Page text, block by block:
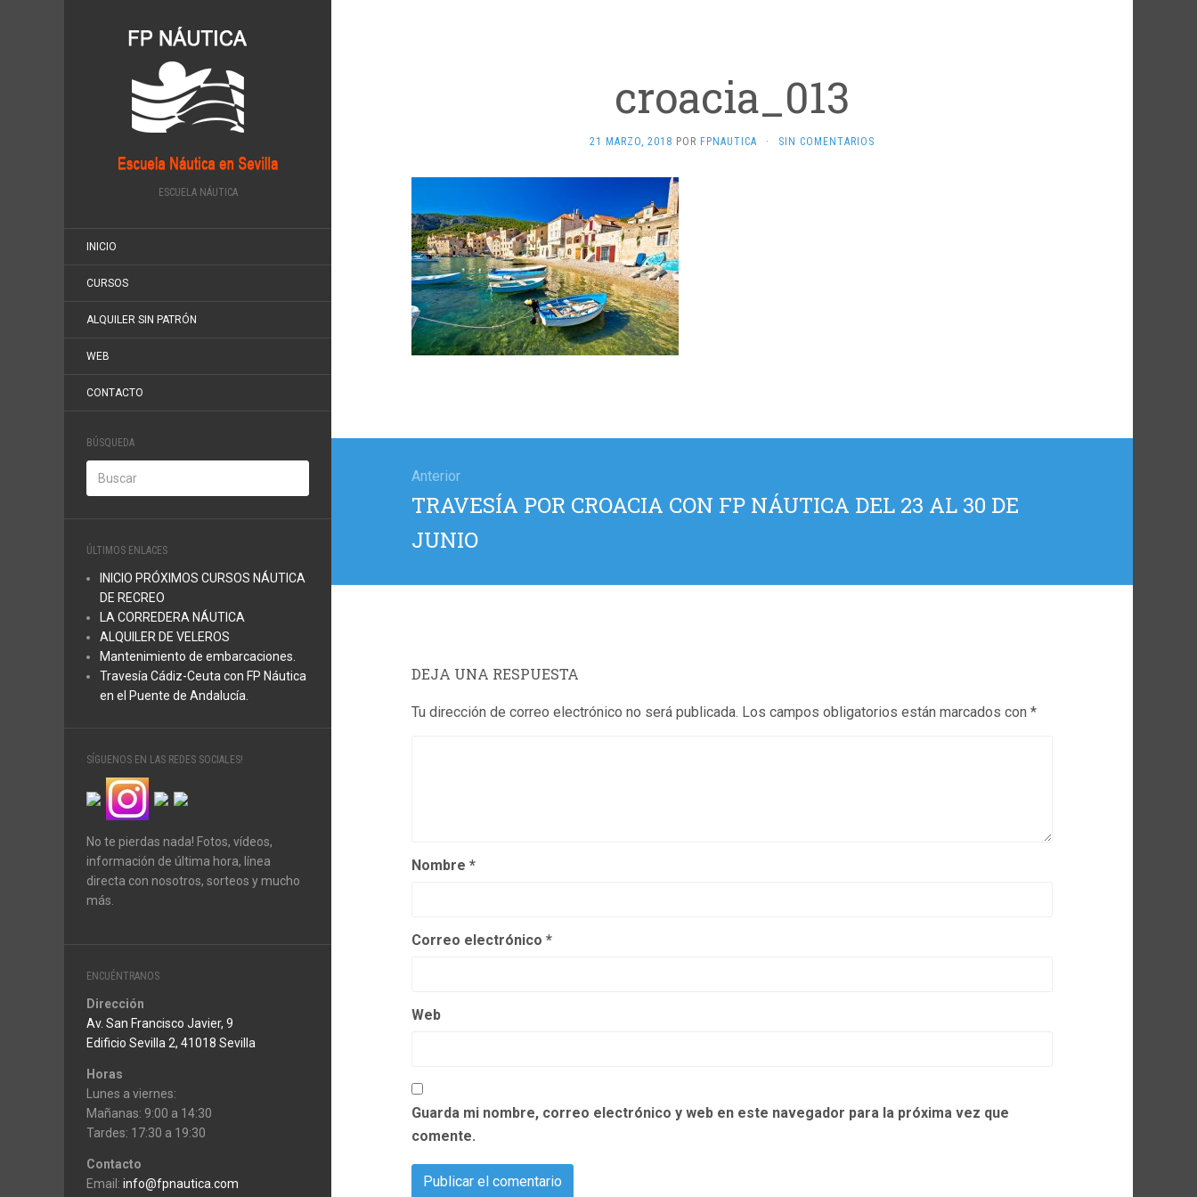
ESCUELA NÁUTICA
INICIO
CURSOS
ALQUILER SIN PATRÓN
WEB
CONTACTO
BÚSQUEDA
ÚLTIMOS ENLACES
INICIO PRÓXIMOS CURSOS NÁUTICA
DE RECREO
LA CORREDERA NÁUTICA
ALQUILER DE VELEROS
Mantenimiento de embarcaciones.
Travesía Cádiz-Ceuta con FP Náutica
en el Puente de Andalucía.
SÍGUENOS EN LAS REDES SOCIALES!
No te pierdas nada! Fotos, vídeos,
información de última hora, línea
directa con nosotros, sorteos y mucho
más.
ENCUÉNTRANOS
Dirección
Av. San Francisco Javier, 9
Edificio Sevilla 2, 41018 Sevilla
Horas
Lunes a viernes:
Mañanas: 9:00 a 14:30
Tardes: 17:30 a 19:30
Contacto
Email: info@fpnautica.com
croacia_013
21 MARZO, 2018 POR FPNAUTICA · SIN COMENTARIOS
entradas
Anterior
Entrada
TRAVESÍA POR CROACIA CON FP NÁUTICA DEL 23 AL 30 DE
JUNIO
DEJA UNA RESPUESTA
Tu dirección de correo electrónico no será publicada. Los campos obligatorios están marcados con *
Nombre *
Correo electrónico *
Web
Guarda mi nombre, correo electrónico y web en este navegador para la próxima vez que
comente.